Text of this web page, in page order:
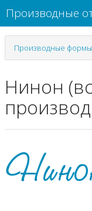
Производные
Производные
Нинон